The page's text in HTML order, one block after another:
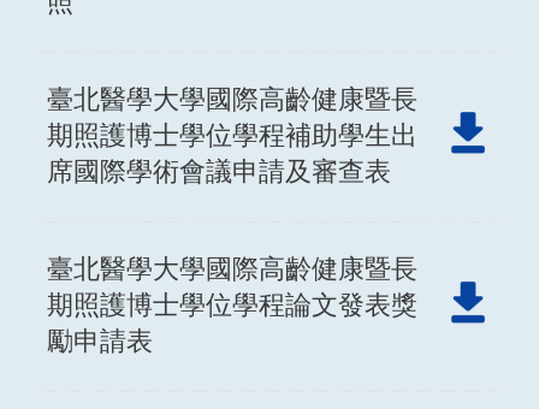
臺北醫學大學國際高齡健康暨長
期照護博士學位學程補助學生出
席國際學術會議申請及審查表
臺北醫學大學國際高齡健康暨長
期照護博士學位學程論文發表獎
勵申請表